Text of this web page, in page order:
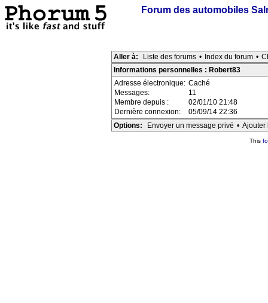
Forum des automobiles
Aller à: Liste des forums • Index du forum •
Informations personnelles : Robert83
Adresse électronique: Caché
Messages:
11
Membre depuis :
02/01/10 21:48
Dernière connexion:
05/09/14 22:36
Options:
Envoyer un message privé • Ajouter
This